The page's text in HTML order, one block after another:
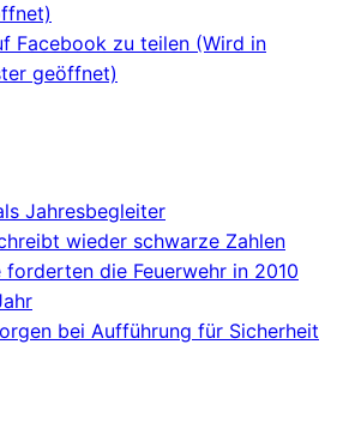
Facebook zu teilen (Wird in
geöffnet)
Jahresbegleiter
wieder schwarze Zahlen
forderten die Feuerwehr in 2010
bei Aufführung für Sicherheit